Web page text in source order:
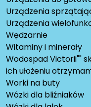
Urządzenia
Urządzenia
Wędzarnie
Witaminy i minerały
Wodospad Victorii""
ich ułożeniu
Worki na buty
Wózki dla bliźniaków